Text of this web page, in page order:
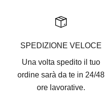
SPEDIZIONE VELOCE
Una volta spedito il tuo
ordine sarà da te in 24/48
ore lavorative.